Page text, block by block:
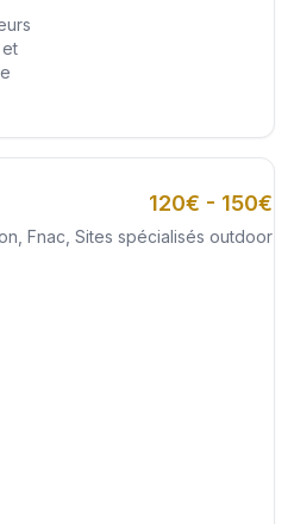
120€ - 150€
Fnac, Sites spécialisés outdoor